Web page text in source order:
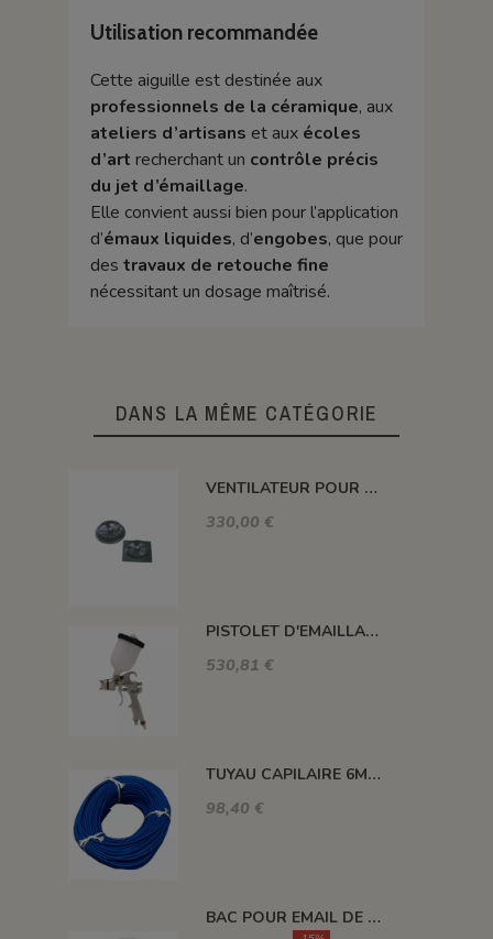
Utilisation recommandée
Cette aiguille est destinée aux
professionnels de la céramique, aux
ateliers d’artisans et aux écoles
d’art recherchant un contrôle précis
du jet d’émaillage.
Elle convient aussi bien pour l’application
d’émaux liquides, d’engobes, que pour
des travaux de retouche fine
nécessitant un dosage maîtrisé.
DANS LA MÊME CATÉGORIE
VENTILATEUR POUR CABINE CPP
330,00 €
PISTOLET D'EMAILLAGE PERFEKT-4 GRAVITE 500 ML
530,81 €
TUYAU CAPILAIRE 6MM 100 METRES POUR MOULE PLATRE
98,40 €
BAC POUR EMAIL DE 400 L